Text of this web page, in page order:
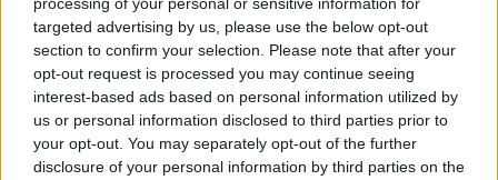
targeted advertising by us, please use the below opt-out
section to confirm your selection. Please note that after your
opt-out request is processed you may continue seeing
interest-based ads based on personal information utilized by
us or personal information disclosed to third parties prior to
your opt-out. You may separately opt-out of the further
disclosure of your personal information by third parties on the